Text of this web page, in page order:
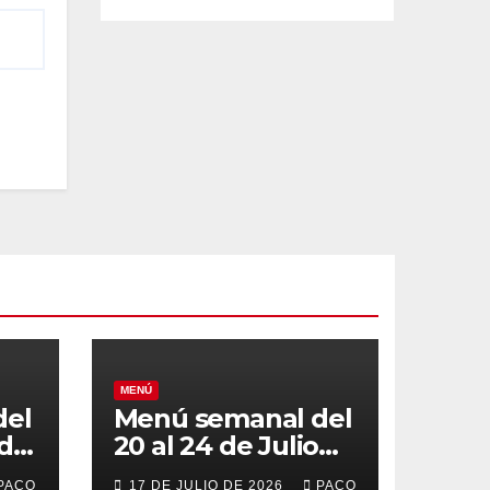
MENÚ
Menú semanal del
20 al 24 de Julio
de 2026
17 DE JULIO DE 2026 PACO